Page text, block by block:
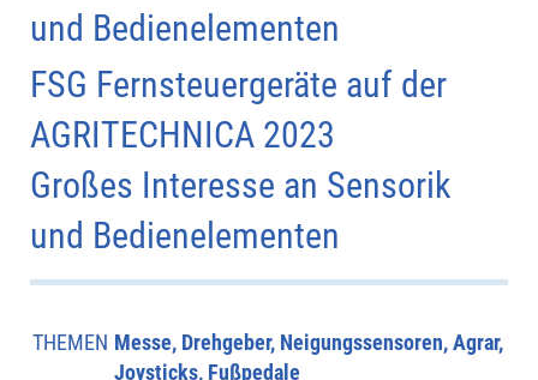
Messe, Drehgeber, Neigungssensoren, Agrar,
Joysticks, Fußpedale
THEMEN
und Bedienelementen
FSG Fernsteuergeräte auf der
AGRITECHNICA 2023
Großes Interesse an Sensorik
und Bedienelementen